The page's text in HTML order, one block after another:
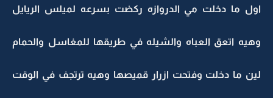
اول ما دخلت مي الدروازه ركضت بسرعه لميلس الريايل
وهيه اتعق العباه والشيله في طريقها للمغاسل والحمام
لين ما دخلت وفتحت ازرار قميصها وهيه ترتجف في الوقت